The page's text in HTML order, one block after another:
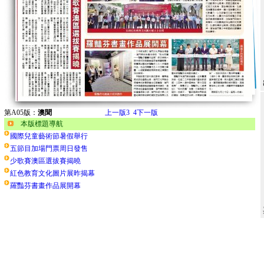
第A05版： 澳聞 上一版3 4下一版
本版標題導航
國際兒童藝術節暑假舉行
五節目加場門票周日發售
少歌賽澳區選拔賽揭曉
紅色教育文化圖片展昨揭幕
羅豔芬書畫作品展開幕